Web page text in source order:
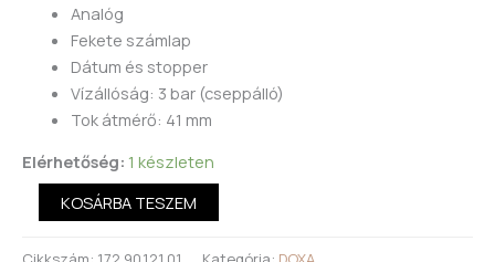
Analóg
Fekete számlap
Dátum és stopper
Vízállóság: 3 bar (cseppálló)
Tok átmérő: 41 mm
Elérhetőség: 1 készleten
KOSÁRBA TESZEM